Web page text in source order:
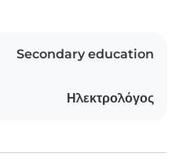
Secondary education
Ηλεκτρολόγος